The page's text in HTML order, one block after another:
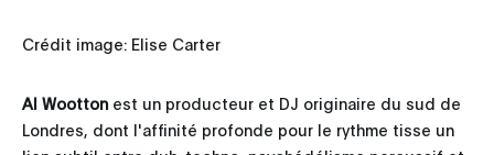
Crédit image: Elise Carter
Al Wootton est un producteur et DJ originaire du sud de
Londres, dont l'affinité profonde pour le rythme tisse un